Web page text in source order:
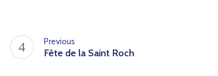
Previous
Fête de la Saint Roch